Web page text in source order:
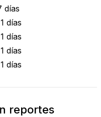
días
días
días
días
días
reportes